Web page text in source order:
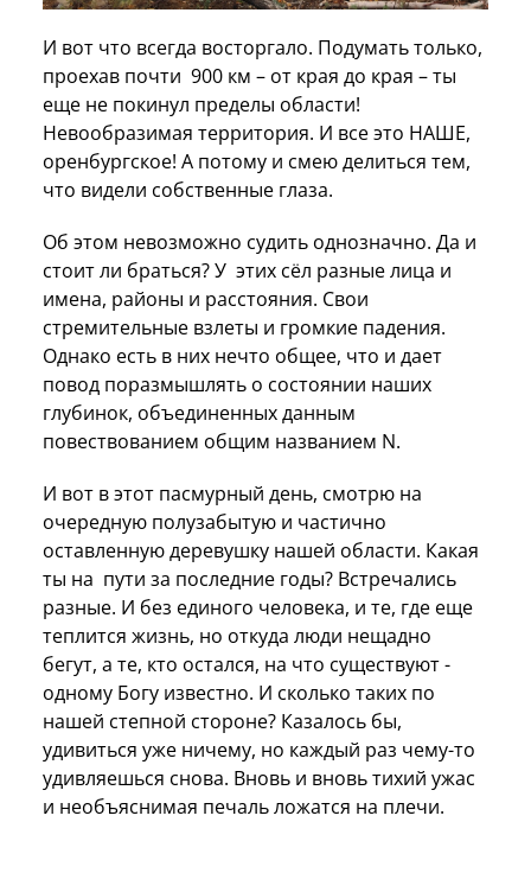
И вот что всегда восторгало. Подумать только,
проехав почти 900 км – от края до края – ты
еще не покинул пределы области!
Невообразимая территория. И все это НАШЕ,
оренбургское! А потому и смею делиться тем,
что видели собственные глаза.
Об этом невозможно судить однозначно. Да и
стоит ли браться? У этих сёл разные лица и
имена, районы и расстояния. Свои
стремительные взлеты и громкие падения.
Однако есть в них нечто общее, что и дает
повод поразмышлять о состоянии наших
глубинок, объединенных данным
повествованием общим названием N.
И вот в этот пасмурный день, смотрю на
очередную полузабытую и частично
оставленную деревушку нашей области. Какая
ты на пути за последние годы? Встречались
разные. И без единого человека, и те, где еще
теплится жизнь, но откуда люди нещадно
бегут, а те, кто остался, на что существуют -
одному Богу известно. И сколько таких по
нашей степной стороне? Казалось бы,
удивиться уже ничему, но каждый раз чему-то
удивляешься снова. Вновь и вновь тихий ужас
и необъяснимая печаль ложатся на плечи.